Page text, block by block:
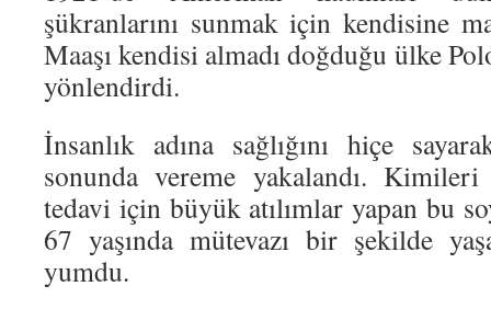
şükranlarını sunmak için kendisine
Maaşı kendisi almadı doğduğu ülke
yönlendirdi.
İnsanlık adına sağlığını hiçe
sonunda vereme yakalandı.
tedavi için büyük atılımlar yapan bu
67 yaşında mütevazı bir şekilde
yumdu.